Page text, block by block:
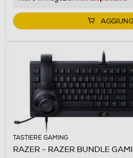
TASTIERE GAMING
RAZER - RAZER BUNDLE